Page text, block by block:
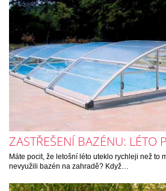
ZASTŘEŠENÍ BAZÉNU: LÉTO
Máte pocit, že letošní léto uteklo rychleji než to
nevyužili bazén na zahradě? Když…